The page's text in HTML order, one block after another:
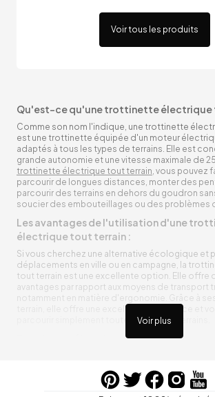
Voir tous les produits
Voir plus
Qu'est-ce qu'une trottinette électrique
Comme son nom l'indique, une trottinette
est une trottinette équipée d'un moteur
adaptés à tous les types de terrains. Elle est
grande autonomie et une vitesse maximale de
trottinette électrique tout terrain, vous pouvez
parcourir de longues distances, monter des
parcourir des terrains en dehors du goudron
soucier des embouteillages ou des problèmes
Les avantages de l'utilisation d'une
électrique tout terrain :
Si vous cherchez une alternative écologique et
déplacements en ville ou en campagne, la
tout terrain est une excellente option. Elle offre
avantages par rapport aux moyens de transport
notamment en matière d'ergonomie. Grâce à
terrain, elle offre une excellente adhérence et
parcourir simplement toutes sortes de terrains.
Trottinette électrique tout terrain
entre vos trajets, vous n’aurez pas à vous soucier
batterie. De plus, elle est équipée de pneus